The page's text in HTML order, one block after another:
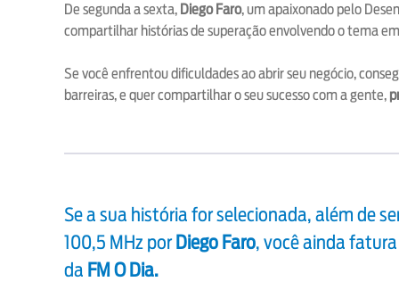
De segunda a sexta, Diego Faro, um apaixonado pelo
compartilhar histórias de superação envolvendo o tema
Se você enfrentou dificuldades ao abrir seu negócio,
barreiras, e quer compartilhar o seu sucesso com a gente,
Se a sua história for selecionada, além de
100,5 MHz por Diego Faro, você ainda
da FM O Dia.